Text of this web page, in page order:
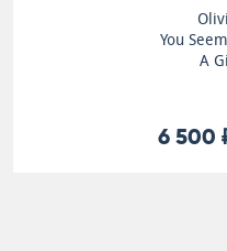
You
A
6 500